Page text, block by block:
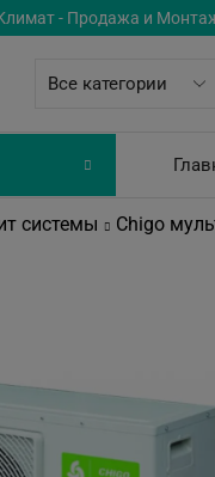
- Продажа и
системы Chigo